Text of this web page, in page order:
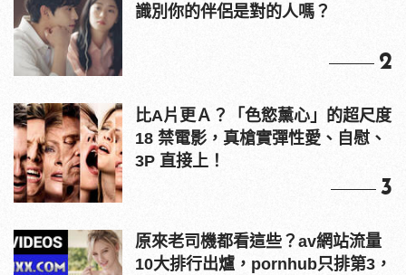
識別你的伴侶是對的人嗎？
2
比A片更Ａ？「色慾薰心」的超尺度
18 禁電影，真槍實彈性愛、自慰、
3P 直接上！
3
原來老司機都看這些？av網站流量
10大排行出爐，pornhub只排第3，